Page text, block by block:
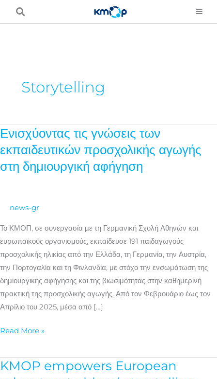
Storytelling
Ενισχύοντας τις γνώσεις των
εκπαιδευτικών προσχολικής αγωγής
στη δημιουργική αφήγηση
news-gr
Το ΚΜΟΠ, σε συνεργασία με τη Γερμανική Σχολή Αθηνών και
ευρωπαϊκούς οργανισμούς, εκπαίδευσε 191 παιδαγωγούς
προσχολικής ηλικίας από την Ελλάδα, τη Γερμανία, την Αυστρία,
την Πορτογαλία και τη Φινλανδία, με στόχο την ενσωμάτωση της
δημιουργικής αφήγησης και της βιωσιμότητας στην καθημερινή
πρακτική της προσχολικής αγωγής. Από τον Φεβρουάριο έως τον
Απρίλιο του 2025, μέσα από […]
Ενισχύοντας
γνώσεις
των
αγωγής
Read More »
KMOP empowers European
KMOP
empowers